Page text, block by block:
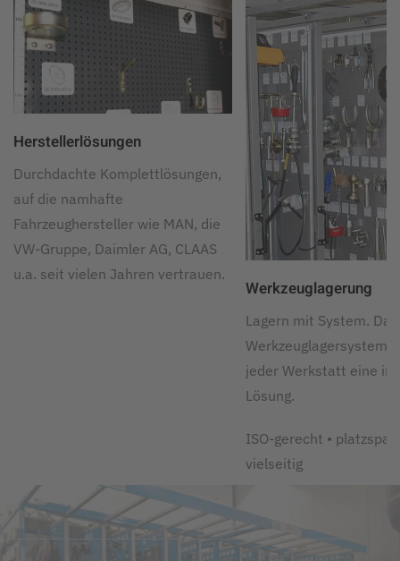
Herstellerlösungen
Durchdachte Komplettlösungen,
auf die namhafte
Fahrzeughersteller wie MAN, die
VW-Gruppe, Daimler AG, CLAAS
u.a. seit vielen Jahren vertrauen.
Werkzeuglagerung
Lagern mit System. Das
Werkzeuglagersystem
jeder Werkstatt eine
Lösung.
ISO-gerecht •
vielseitig